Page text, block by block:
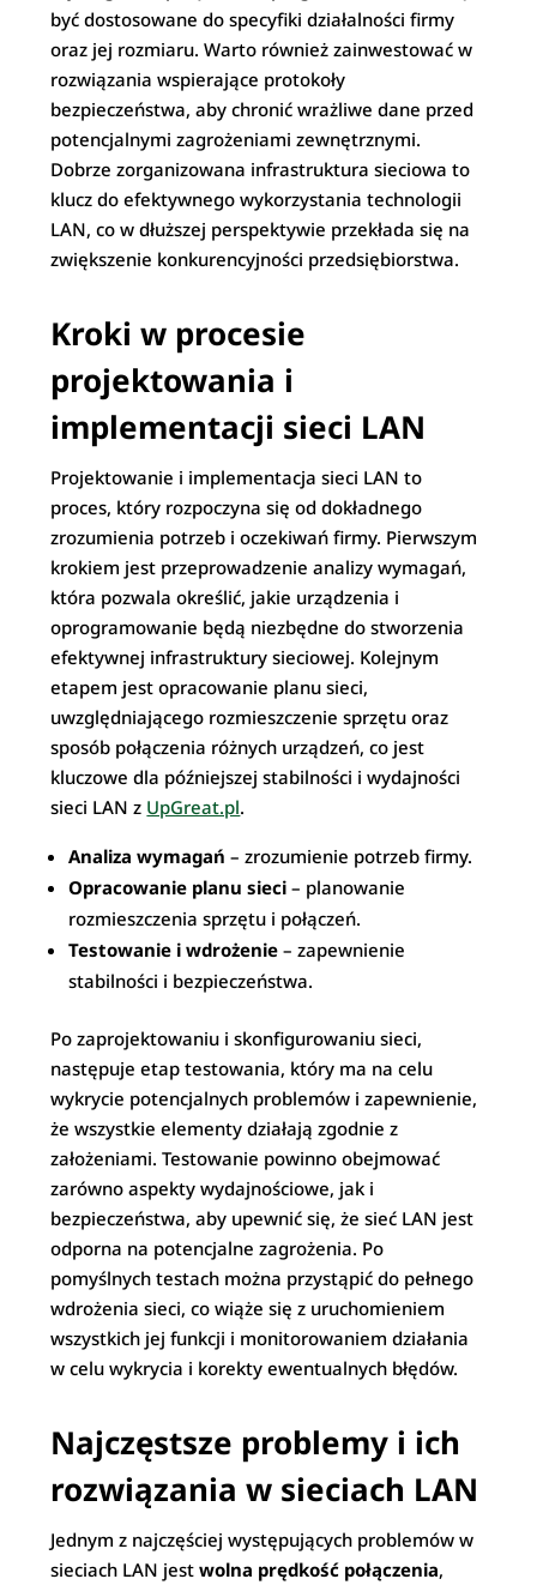
być dostosowane do specyfiki działalności firmy
oraz jej rozmiaru. Warto również zainwestować w
rozwiązania wspierające protokoły
bezpieczeństwa, aby chronić wrażliwe dane przed
potencjalnymi zagrożeniami zewnętrznymi.
Dobrze zorganizowana infrastruktura sieciowa to
klucz do efektywnego wykorzystania technologii
LAN, co w dłuższej perspektywie przekłada się na
zwiększenie konkurencyjności przedsiębiorstwa.
Kroki w procesie
projektowania i
implementacji sieci LAN
Projektowanie i implementacja sieci LAN to
proces, który rozpoczyna się od dokładnego
zrozumienia potrzeb i oczekiwań firmy. Pierwszym
krokiem jest przeprowadzenie analizy wymagań,
która pozwala określić, jakie urządzenia i
oprogramowanie będą niezbędne do stworzenia
efektywnej infrastruktury sieciowej. Kolejnym
etapem jest opracowanie planu sieci,
uwzględniającego rozmieszczenie sprzętu oraz
sposób połączenia różnych urządzeń, co jest
kluczowe dla późniejszej stabilności i wydajności
sieci LAN z UpGreat.pl.
Analiza wymagań – zrozumienie potrzeb firmy.
Opracowanie planu sieci – planowanie
rozmieszczenia sprzętu i połączeń.
Testowanie i wdrożenie – zapewnienie
stabilności i bezpieczeństwa.
Po zaprojektowaniu i skonfigurowaniu sieci,
następuje etap testowania, który ma na celu
wykrycie potencjalnych problemów i zapewnienie,
że wszystkie elementy działają zgodnie z
założeniami. Testowanie powinno obejmować
zarówno aspekty wydajnościowe, jak i
bezpieczeństwa, aby upewnić się, że sieć LAN jest
odporna na potencjalne zagrożenia. Po
pomyślnych testach można przystąpić do pełnego
wdrożenia sieci, co wiąże się z uruchomieniem
wszystkich jej funkcji i monitorowaniem działania
w celu wykrycia i korekty ewentualnych błędów.
Najczęstsze problemy i ich
rozwiązania w sieciach LAN
Jednym z najczęściej występujących problemów w
sieciach LAN jestwolna prędkość połączenia,